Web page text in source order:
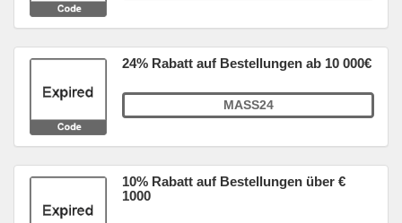
24% Rabatt auf Bestellungen ab 10 000€
MASS24
10% Rabatt auf Bestellungen über €
1000